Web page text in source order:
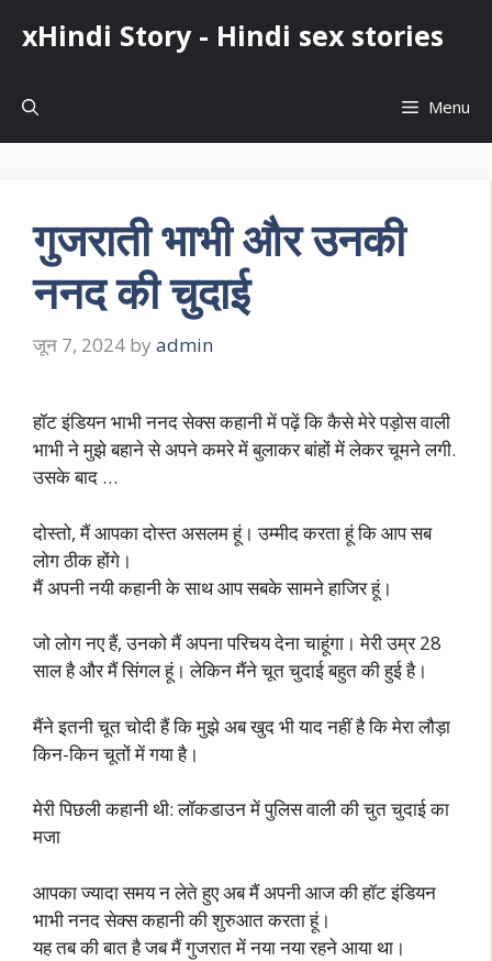
xHindi Story - Hindi sex stories
Menu
गुजराती भाभी और उनकी
ननद की चुदाई
जून 7, 2024 by admin
हॉट इंडियन भाभी ननद सेक्स कहानी में पढ़ें कि कैसे मेरे पड़ोस वाली
भाभी ने मुझे बहाने से अपने कमरे में बुलाकर बांहों में लेकर चूमने लगी.
उसके बाद …
दोस्तो, मैं आपका दोस्त असलम हूं। उम्मीद करता हूं कि आप सब
लोग ठीक होंगे।
मैं अपनी नयी कहानी के साथ आप सबके सामने हाजिर हूं।
जो लोग नए हैं, उनको मैं अपना परिचय देना चाहूंगा। मेरी उम्र 28
साल है और मैं सिंगल हूं। लेकिन मैंने चूत चुदाई बहुत की हुई है।
मैंने इतनी चूत चोदी हैं कि मुझे अब खुद भी याद नहीं है कि मेरा लौड़ा
किन-किन चूतों में गया है।
मेरी पिछली कहानी थी: लॉकडाउन में पुलिस वाली की चुत चुदाई का
मजा
आपका ज्यादा समय न लेते हुए अब मैं अपनी आज की हॉट इंडियन
भाभी ननद सेक्स कहानी की शुरुआत करता हूं।
यह तब की बात है जब मैं गुजरात में नया नया रहने आया था।